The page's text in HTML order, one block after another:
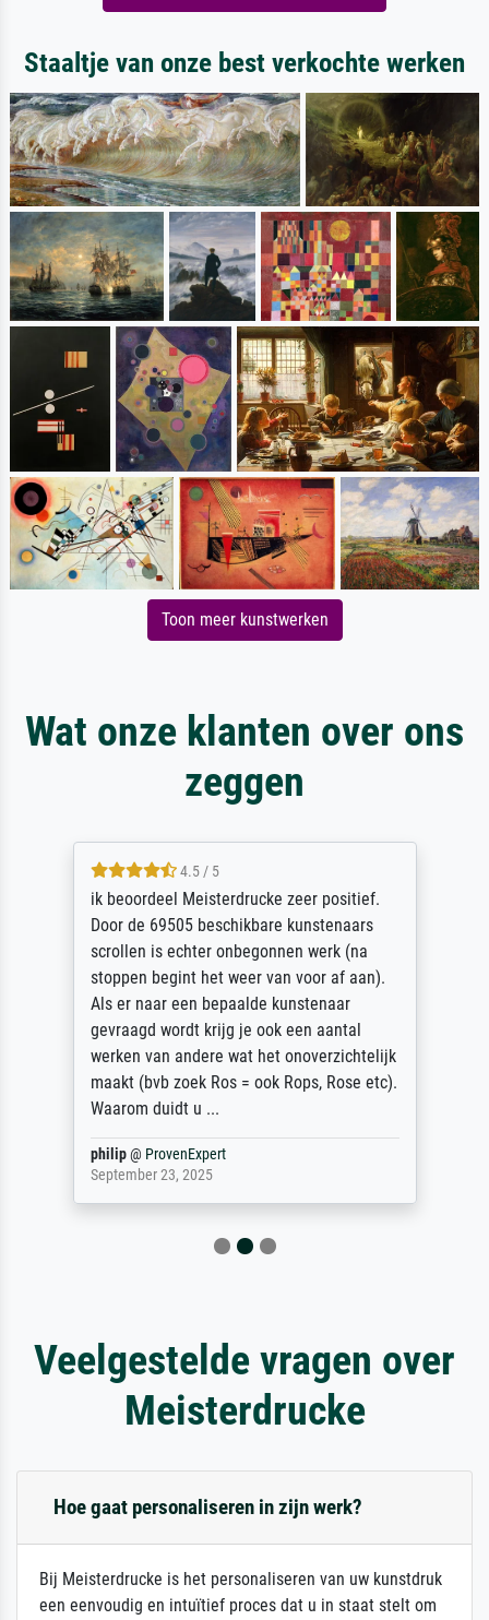
Staaltje van onze best verkochte werken
Toon meer kunstwerken
Wat onze klanten over ons
zeggen
4.5 / 5
ik beoordeel Meisterdrucke zeer positief.
Door de 69505 beschikbare kunstenaars
scrollen is echter onbegonnen werk (na
stoppen begint het weer van voor af aan).
Als er naar een bepaalde kunstenaar
gevraagd wordt krijg je ook een aantal
werken van andere wat het onoverzichtelijk
maakt (bvb zoek Ros = ook Rops, Rose etc).
Waarom duidt u ...
philip@ ProvenExpert
September 23, 2025
Veelgestelde vragen over
Meisterdrucke
Hoe gaat personaliseren in zijn werk?
Bij Meisterdrucke is het personaliseren van uw kunstdruk
een eenvoudig en intuïtief proces dat u in staat stelt om